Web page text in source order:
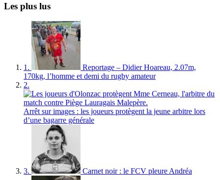
Les plus lus
1.
Reportage – Didier Hoareau, 2.07m,
170kg, l’homme et demi du rugby amateur
2.
Arrêt sur images : les joueurs protègent la jeune arbitre lors
d’une bagarre générale
3. Carnet noir : le FCV pleure Andréa